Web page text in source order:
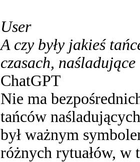
User
A czy były jakieś
czasach,
ChatGPT
Nie ma
tańców
był ważnym
różnych rytuałów, w